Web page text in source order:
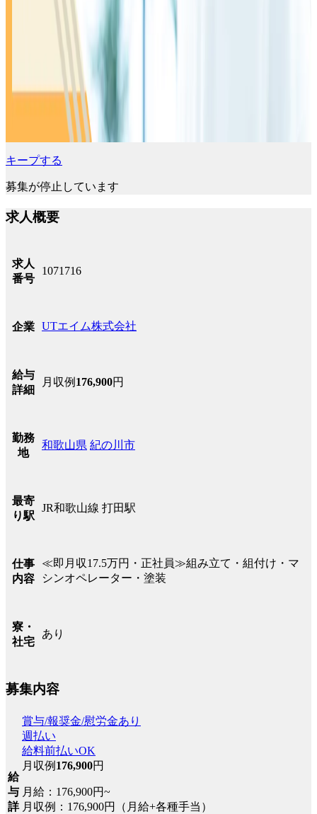
キープする
募集が停止しています
求人概要
求人
番号
1071716
企業 UTエイム株式会社
給与
詳細
月収例 176,900円
勤務
地
和歌山県 紀の川市
最寄
り駅
JR和歌山線 打田駅
仕事
内容
≪即月収17.5万円・正社員≫組み立て・組付け・マ
シンオペレーター・塗装
寮・
社宅
あり
募集内容
給
与
詳
賞与/報奨金/慰労金あり
週払い
給料前払いOK
月収例 176,900円
月給：176,900円~
月収例：176,900円（月給+各種手当）